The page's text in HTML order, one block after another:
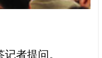
者提问。